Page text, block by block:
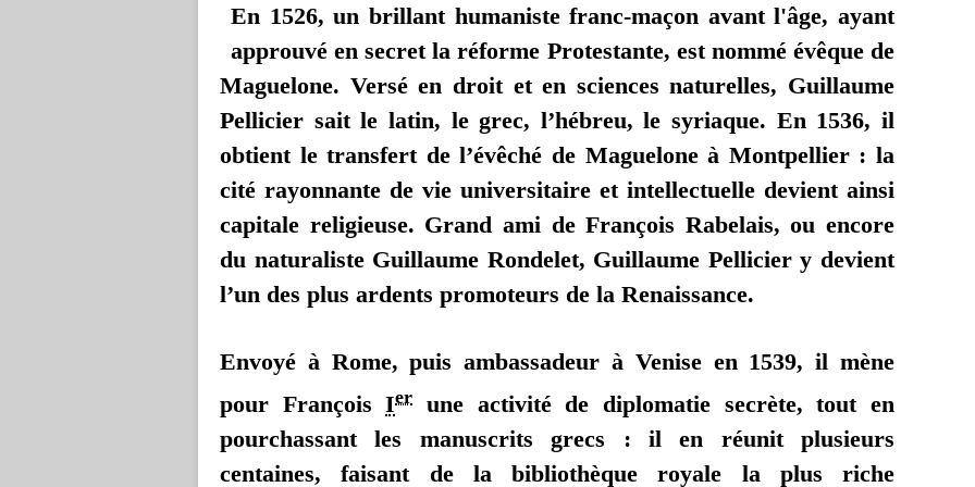
En 1526, un brillant humaniste franc-maçon avant l'âge, ayant
approuvé en secret la réforme Protestante, est nommé évêque de
Maguelone. Versé en droit et en sciences naturelles, Guillaume
Pellicier sait le latin, le grec, l’hébreu, le syriaque. En 1536, il
obtient le transfert de l’évêché de Maguelone à Montpellier : la
cité rayonnante de vie universitaire et intellectuelle devient ainsi
capitale religieuse. Grand ami de François Rabelais, ou encore
du naturaliste Guillaume Rondelet, Guillaume Pellicier y devient
l’un des plus ardents promoteurs de la Renaissance.
Envoyé à Rome, puis ambassadeur à Venise en 1539, il mène
pour FrançoisIer
une activité de diplomatie secrète, tout en
pourchassant les manuscrits grecs : il en réunit plusieurs
centaines, faisant de la bibliothèque royale la plus riche